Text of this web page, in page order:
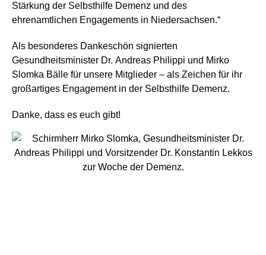
Stärkung der Selbsthilfe Demenz und des
ehrenamtlichen Engagements in Niedersachsen.“
Als besonderes Dankeschön signierten
Gesundheitsminister Dr. Andreas Philippi und Mirko
Slomka Bälle für unsere Mitglieder – als Zeichen für ihr
großartiges Engagement in der Selbsthilfe Demenz.
Danke, dass es euch gibt!